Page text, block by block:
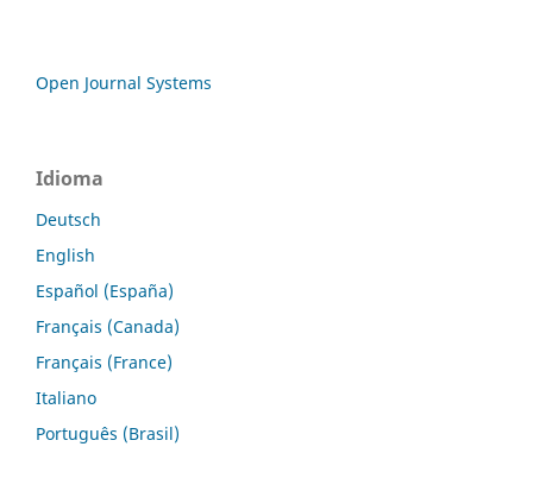
Open Journal Systems
Idioma
Deutsch
English
Español (España)
Français (Canada)
Français (France)
Italiano
Português (Brasil)